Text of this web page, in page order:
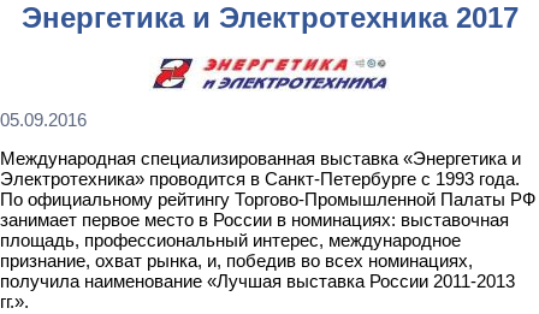
Энергетика и Электротехника 2017
05.09.2016
Международная специализированная выставка «Энергетика и
Электротехника» проводится в Санкт-Петербурге с 1993 года.
По официальному рейтингу Торгово-Промышленной Палаты РФ
занимает первое место в России в номинациях: выставочная
площадь, профессиональный интерес, международное
признание, охват рынка, и, победив во всех номинациях,
получила наименование «Лучшая выставка России 2011-2013
гг.».